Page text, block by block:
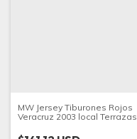
MW Jersey Tiburones Rojos
Veracruz 2003 local Terrazas